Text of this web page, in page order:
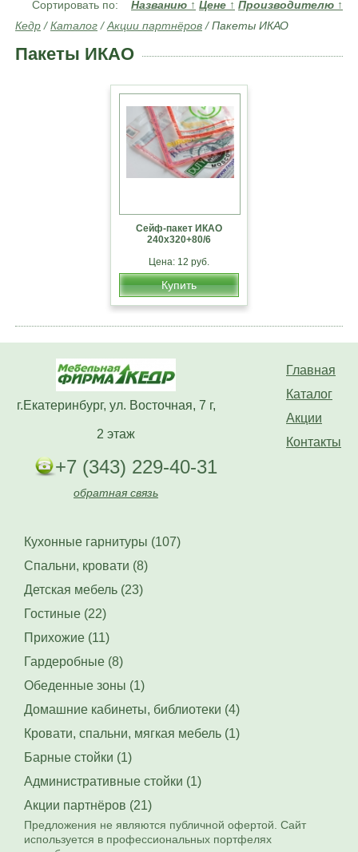
Сортировать по: Названию ↑ Цене ↑ Производителю ↑
Кедр /Каталог /Акции партнёров /Пакеты ИКАО
Пакеты ИКАО
Сейф-пакет ИКАО
240х320+80/6
Цена: 12 руб.
Купить
Главная
Каталог
Акции
Контакты
г.Екатеринбург, ул. Восточная, 7 г,
2 этаж
+7 (343) 229-40-31
обратная связь
Кухонные гарнитуры (107)
Спальни, кровати (8)
Детская мебель (23)
Гостиные (22)
Прихожие (11)
Гардеробные (8)
Обеденные зоны (1)
Домашние кабинеты, библиотеки (4)
Кровати, спальни, мягкая мебель (1)
Барные стойки (1)
Административные стойки (1)
Акции партнёров (21)
Предложения не являются публичной офертой. Сайт
используется в профессиональных портфелях